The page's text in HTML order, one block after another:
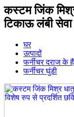
कस्टम जिंक
टिकाऊ लंबी
घर
उत्पादों
फर्नीचर दराज के
फर्नीचर घुंडी